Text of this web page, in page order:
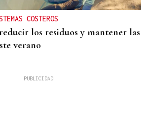
COSTEROS
los residuos y mantener las
verano